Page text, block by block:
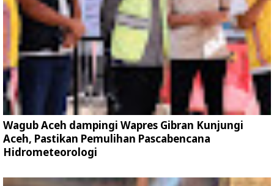
Wagub Aceh dampingi Wapres Gibran Kunjungi
Aceh, Pastikan Pemulihan Pascabencana
Hidrometeorologi